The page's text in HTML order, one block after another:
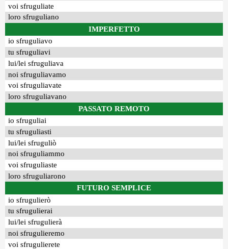
voi sfruguliate
loro sfruguliano
IMPERFETTO
io sfruguliavo
tu sfruguliavi
lui/lei sfruguliava
noi sfruguliavamo
voi sfruguliavate
loro sfruguliavano
PASSATO REMOTO
io sfruguliai
tu sfruguliasti
lui/lei sfruguliò
noi sfruguliammo
voi sfruguliaste
loro sfruguliarono
FUTURO SEMPLICE
io sfrugulierò
tu sfrugulierai
lui/lei sfrugulierà
noi sfrugulieremo
voi sfrugulierete